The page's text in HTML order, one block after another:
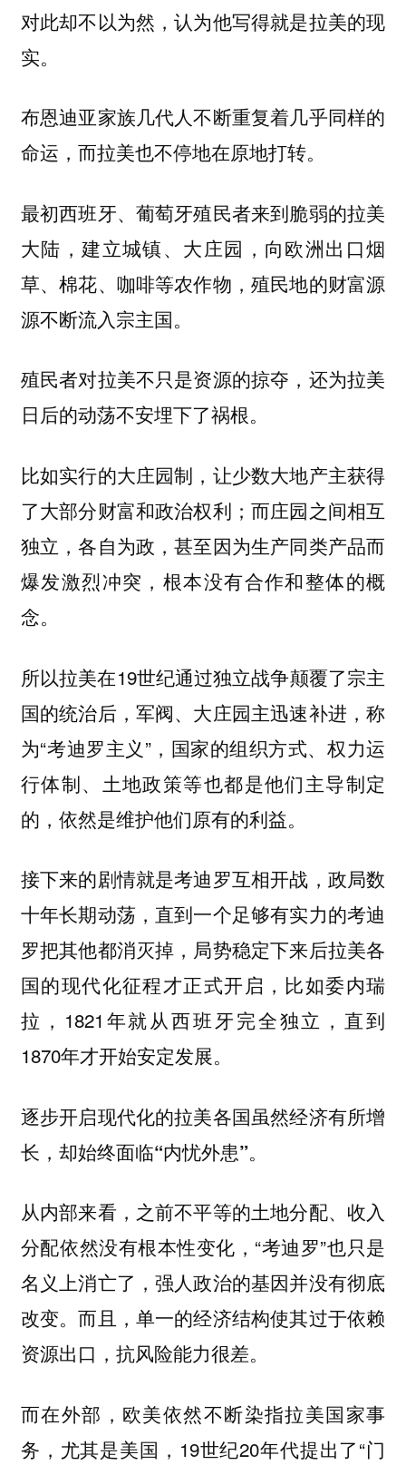
对此却不以为然，认为他写得就是拉美的现
实。
布恩迪亚家族几代人不断重复着几乎同样的
命运，而拉美也不停地在原地打转。
最初西班牙、葡萄牙殖民者来到脆弱的拉美
大陆，建立城镇、大庄园，向欧洲出口烟
草、棉花、咖啡等农作物，殖民地的财富源
源不断流入宗主国。
殖民者对拉美不只是资源的掠夺，还为拉美
日后的动荡不安埋下了祸根。
比如实行的大庄园制，让少数大地产主获得
了大部分财富和政治权利；而庄园之间相互
独立，各自为政，甚至因为生产同类产品而
爆发激烈冲突，根本没有合作和整体的概
念。
所以拉美在19世纪通过独立战争颠覆了宗主
国的统治后，军阀、大庄园主迅速补进，称
为“考迪罗主义”，国家的组织方式、权力运
行体制、土地政策等也都是他们主导制定
的，依然是维护他们原有的利益。
接下来的剧情就是考迪罗互相开战，政局数
十年长期动荡，直到一个足够有实力的考迪
罗把其他都消灭掉，局势稳定下来后拉美各
国的现代化征程才正式开启，比如委内瑞
拉，1821年就从西班牙完全独立，直到
1870年才开始安定发展。
逐步开启现代化的拉美各国虽然经济有所增
长，却始终面临“内忧外患”。
从内部来看，之前不平等的土地分配、收入
分配依然没有根本性变化，“考迪罗”也只是
名义上消亡了，强人政治的基因并没有彻底
改变。而且，单一的经济结构使其过于依赖
资源出口，抗风险能力很差。
而在外部，欧美依然不断染指拉美国家事
务，尤其是美国，19世纪20年代提出了“门